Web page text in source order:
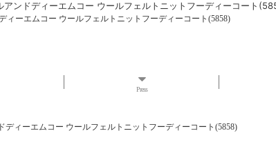
ンドディーエムコー ウールフェルトニットフーディーコート
ィーエムコー ウールフェルトニットフーディーコート(5858)
Press
ィーエムコー ウールフェルトニットフーディーコート(5858)